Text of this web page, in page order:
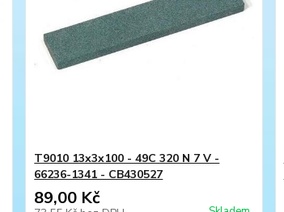
T9010 13x3x100 - 49C 320 N 7 V -
66236-1341 - CB430527
89,00 Kč